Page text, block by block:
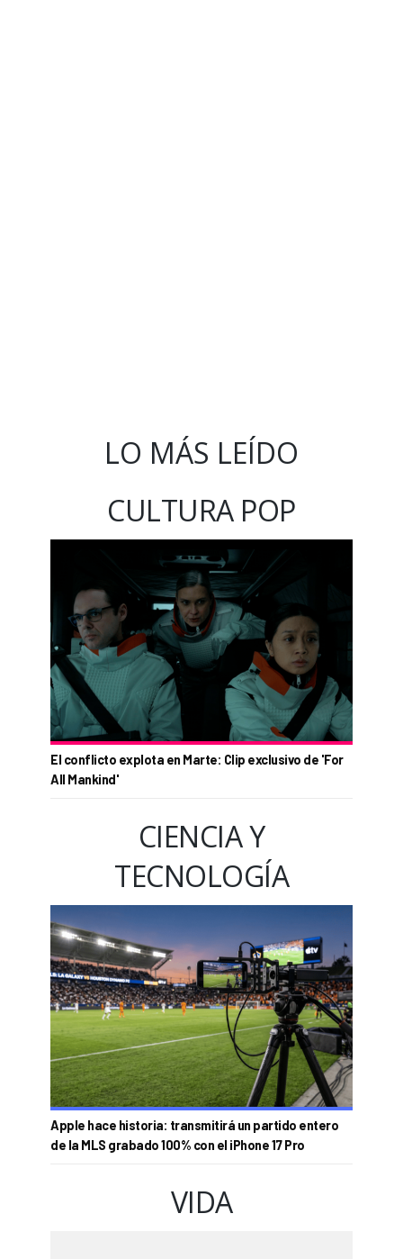
LO MÁS LEÍDO
CULTURA POP
El conflicto explota en Marte: Clip exclusivo de 'For
All Mankind'
CIENCIA Y
TECNOLOGÍA
Apple hace historia: transmitirá un partido entero
de la MLS grabado 100% con el iPhone 17 Pro
VIDA